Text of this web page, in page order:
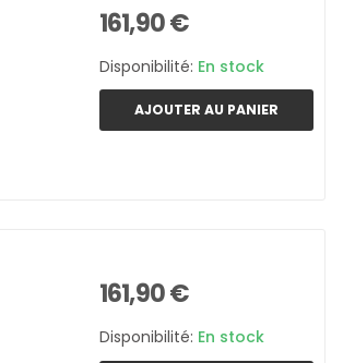
161,90 €
Disponibilité: En stock
AJOUTER AU PANIER
161,90 €
Disponibilité: En stock